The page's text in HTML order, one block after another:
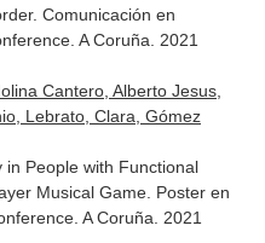
Comunicación en
A Coruña. 2021
Cantero, Alberto Jesus,
Lebrato, Clara, Gómez
in People with Functional
Musical Game. Poster en
A Coruña. 2021